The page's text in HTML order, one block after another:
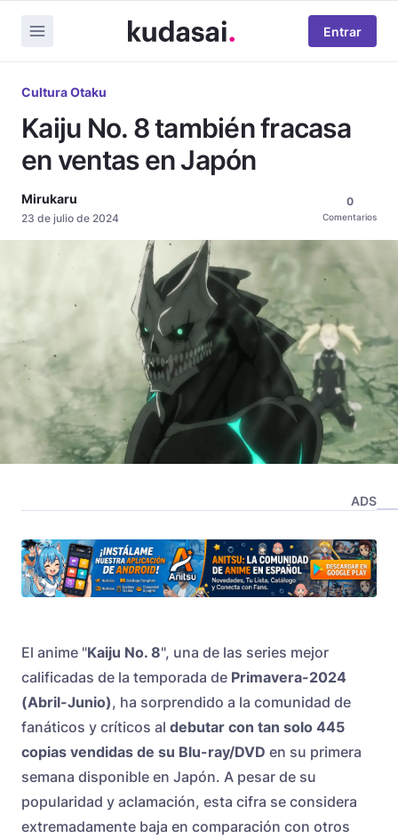
Entrar
Cultura Otaku
Kaiju No. 8 también fracasa
en ventas en Japón
Mirukaru
23 de julio de 2024
0
Comentarios
ADS
El anime "Kaiju No. 8", una de las series mejor
calificadas de la temporada de Primavera-2024
(Abril-Junio), ha sorprendido a la comunidad de
fanáticos y críticos al debutar con tan solo 445
copias vendidas de su Blu-ray/DVD en su primera
semana disponible en Japón. A pesar de su
popularidad y aclamación, esta cifra se considera
extremadamente baja en comparación con otros